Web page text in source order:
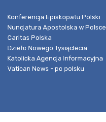
Konferencja Episkopatu Polski
Nuncjatura Apostolska w Polsce
Caritas Polska
Dzieło Nowego Tysiąclecia
Katolicka Agencja Informacyjna
Vatican News - po polsku